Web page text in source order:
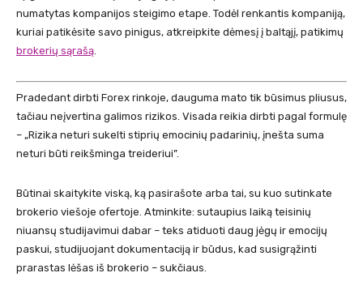
numatytas kompanijos steigimo etape. Todėl renkantis kompaniją,
kuriai patikėsite savo pinigus, atkreipkite dėmesį į baltąjį, patikimų
brokerių sąrašą.
Pradedant dirbti Forex rinkoje, dauguma mato tik būsimus pliusus,
tačiau neįvertina galimos rizikos. Visada reikia dirbti pagal formulę
– „Rizika neturi sukelti stiprių emocinių padarinių, įnešta suma
neturi būti reikšminga treideriui”.
Būtinai skaitykite viską, ką pasirašote arba tai, su kuo sutinkate
brokerio viešoje ofertoje. Atminkite: sutaupius laiką teisinių
niuansų studijavimui dabar – teks atiduoti daug jėgų ir emocijų
paskui, studijuojant dokumentaciją ir būdus, kad susigrąžinti
prarastas lėšas iš brokerio – sukčiaus.